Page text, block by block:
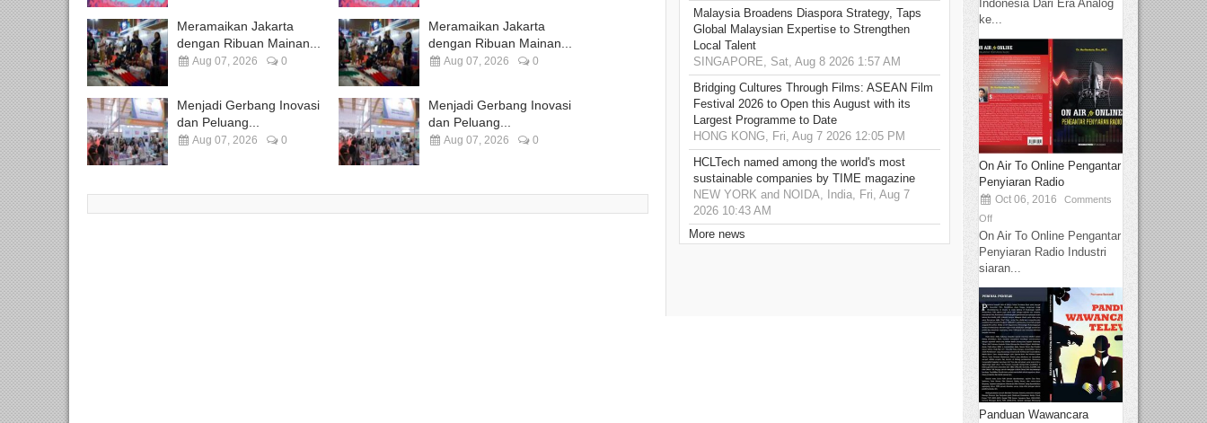
Meramaikan Jakarta
dengan Ribuan Mainan...
Aug 07, 2026 0
Menjadi Gerbang Inovasi
dan Peluang...
Aug 07, 2026 0
Meramaikan Jakarta
dengan Ribuan Mainan...
Aug 07, 2026 0
Menjadi Gerbang Inovasi
dan Peluang...
Aug 07, 2026 0
Malaysia Broadens Diaspora Strategy, Taps
Global Malaysian Expertise to Strengthen
Local Talent
SINGAPORE, Sat, Aug 8 2026 1:57 AM
Bridging Cultures Through Films: ASEAN Film
Festival 2026 to Open this August with its
Largest Programme to Date
HONG KONG, Fri, Aug 7 2026 12:05 PM
HCLTech named among the world's most
sustainable companies by TIME magazine
NEW YORK and NOIDA, India, Fri, Aug 7
2026 10:43 AM
More news
Indonesia Dari Era Analog
ke...
On Air To Online Pengantar
Penyiaran Radio
Oct 06, 2016
Comments
Off
On Air To Online Pengantar
Penyiaran Radio Industri
siaran...
Panduan Wawancara